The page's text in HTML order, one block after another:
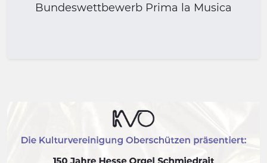
Bundeswettbewerb Prima la Musica